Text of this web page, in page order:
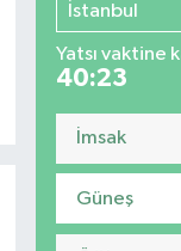
İstanbul
Yatsı vaktine
40:22
İmsak
Güneş